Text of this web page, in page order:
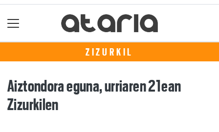
ZIZURKIL
Aiztondora eguna, urriaren 21ean
Zizurkilen